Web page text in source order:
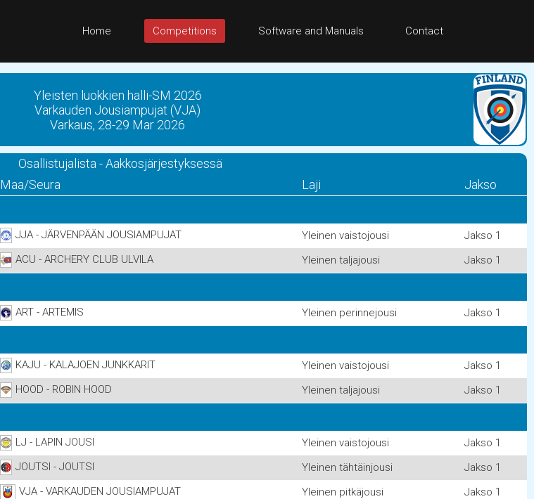
Home Competitions Software and Manuals Contact
Yleisten luokkien halli-SM 2026
Varkauden Jousiampujat (VJA)
Varkaus, 28-29 Mar 2026
Osallistujalista - Aakkosjärjestyksessä
Maa/Seura Laji
Jakso
JJA - JÄRVENPÄÄN JOUSIAMPUJAT Yleinen vaistojousi
Jakso 1
ACU - ARCHERY CLUB ULVILA Yleinen taljajousi Jakso 1
ART - ARTEMIS Yleinen perinnejousi Jakso 1
KAJU - KALAJOEN JUNKKARIT Yleinen vaistojousi
Jakso 1
HOOD - ROBIN HOOD Yleinen taljajousi Jakso 1
LJ - LAPIN JOUSI Yleinen vaistojousi
Jakso 1
JOUTSI - JOUTSI Yleinen tähtäinjousi
Jakso 1
VJA - VARKAUDEN JOUSIAMPUJAT Yleinen pitkäjousi
Jakso 1